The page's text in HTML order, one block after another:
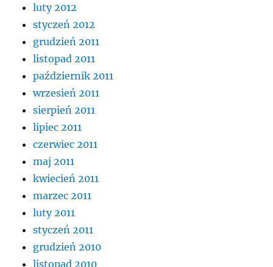
luty 2012
styczeń 2012
grudzień 2011
listopad 2011
październik 2011
wrzesień 2011
sierpień 2011
lipiec 2011
czerwiec 2011
maj 2011
kwiecień 2011
marzec 2011
luty 2011
styczeń 2011
grudzień 2010
listopad 2010